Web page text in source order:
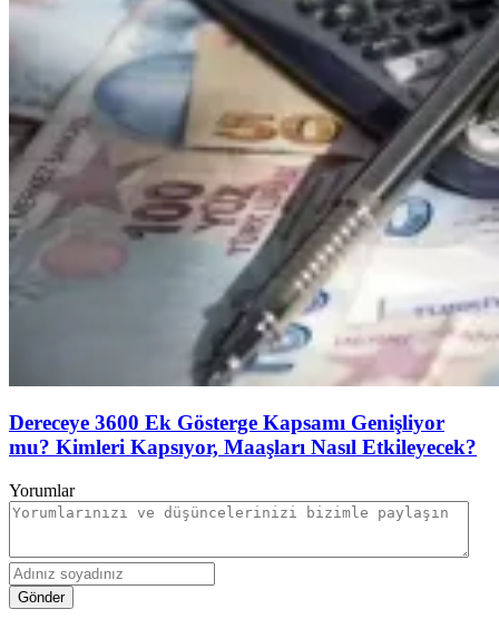
Dereceye 3600 Ek Gösterge Kapsamı Genişliyor
mu? Kimleri Kapsıyor, Maaşları Nasıl Etkileyecek?
Yorumlar
Gönder